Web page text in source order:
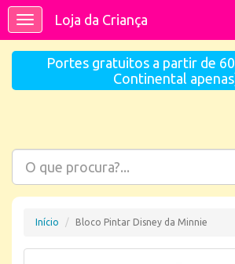
ToggleLoja da Criança
Portes gratuitos a partir de
Continental
Início Bloco Pintar Disney da Minnie